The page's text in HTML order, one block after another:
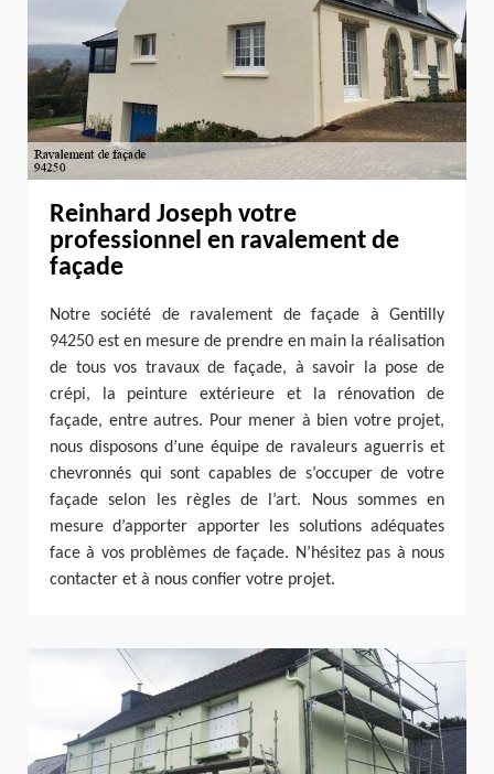
Reinhard Joseph votre
professionnel en ravalement de
façade
Notre société de ravalement de façade à Gentilly
94250 est en mesure de prendre en main la réalisation
de tous vos travaux de façade, à savoir la pose de
crépi, la peinture extérieure et la rénovation de
façade, entre autres. Pour mener à bien votre projet,
nous disposons d’une équipe de ravaleurs aguerris et
chevronnés qui sont capables de s’occuper de votre
façade selon les règles de l’art. Nous sommes en
mesure d’apporter apporter les solutions adéquates
face à vos problèmes de façade. N’hésitez pas à nous
contacter et à nous confier votre projet.